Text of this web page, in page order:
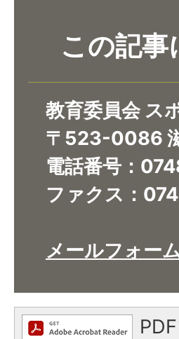
この記事
教育委員会 ス
〒523-0086
電話番号：
ファクス：
メールフォー